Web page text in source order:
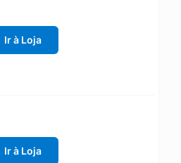
Ir à Loja
Ir à Loja